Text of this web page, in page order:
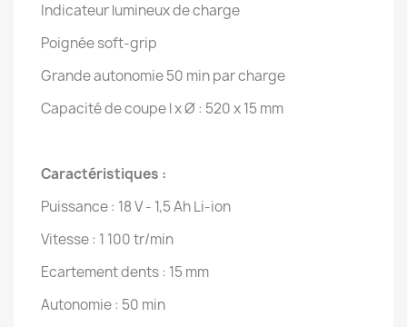
Indicateur lumineux de charge
Poignée soft-grip
Grande autonomie 50 min par charge
Capacité de coupe l x Ø : 520 x 15 mm
Caractéristiques :
Puissance : 18 V - 1,5 Ah Li-ion
Vitesse : 1 100 tr/min
Ecartement dents : 15 mm
Autonomie : 50 min